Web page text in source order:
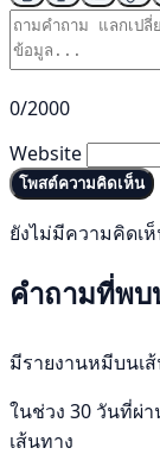
0/2000
Website
โพสต์ความคิดเห็น
ยังไม่มีความคิดเ
คำถามที่พบ
มีรายงานหมีบนเ
ในช่วง 30 วันที่ผ่
เส้นทาง